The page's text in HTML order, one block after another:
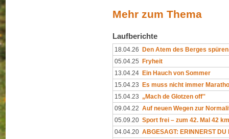
Mehr zum Thema
Laufberichte
18.04.26 Den Atem des Berges spüren
05.04.25 Fryheit
13.04.24 Ein Hauch von Sommer
15.04.23 Es muss nicht immer
15.04.23 „Mach de Glotzen off''
09.04.22 Auf neuen Wegen zur
05.09.20 Sport frei – zum 42. Mal 42 km
04.04.20 ABGESAGT: ERINNERST DU